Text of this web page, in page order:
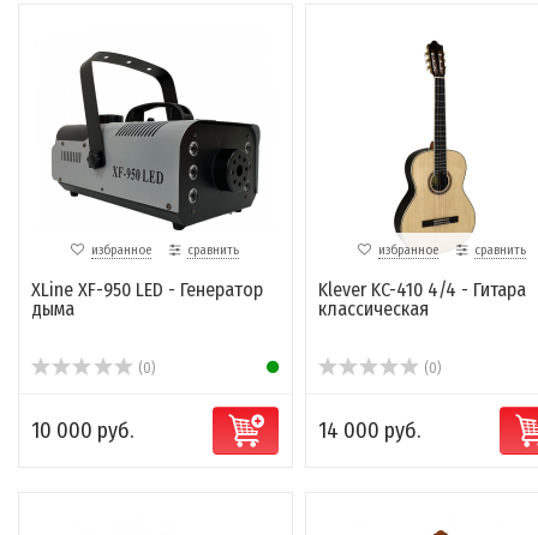
избранное сравнить
XLine XF-950 LED - Генератор
дыма
(0)
10 000 руб.
избранное сравнить
Klever KC-410 4/4 - Гитара
классическая
(0)
14 000 руб.